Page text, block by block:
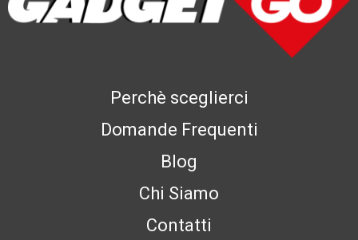
Perchè sceglierci
Domande Frequenti
Blog
Chi Siamo
Contatti